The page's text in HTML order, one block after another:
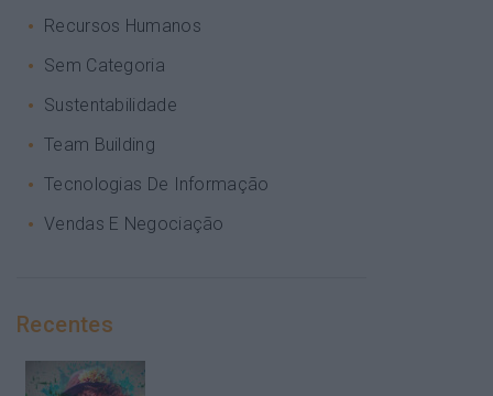
Recursos Humanos
Sem Categoria
Sustentabilidade
Team Building
Tecnologias De Informação
Vendas E Negociação
Recentes